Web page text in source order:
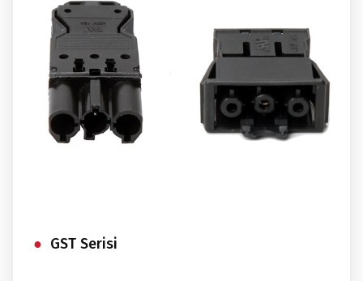
GST Serisi